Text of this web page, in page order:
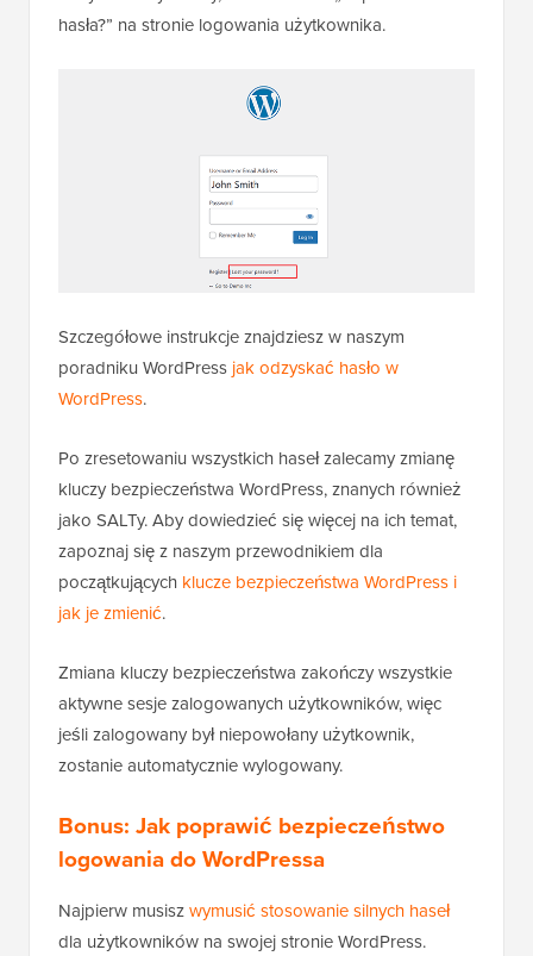
hasła?” na stronie logowania użytkownika.
Szczegółowe instrukcje znajdziesz w naszym
poradniku WordPress jak odzyskać hasło w
WordPress.
Po zresetowaniu wszystkich haseł zalecamy zmianę
kluczy bezpieczeństwa WordPress, znanych również
jako SALTy. Aby dowiedzieć się więcej na ich temat,
zapoznaj się z naszym przewodnikiem dla
początkujących klucze bezpieczeństwa WordPress i
jak je zmienić.
Zmiana kluczy bezpieczeństwa zakończy wszystkie
aktywne sesje zalogowanych użytkowników, więc
jeśli zalogowany był niepowołany użytkownik,
zostanie automatycznie wylogowany.
Bonus: Jak poprawić bezpieczeństwo
logowania do WordPressa
Najpierw musiszwymusić stosowanie silnych haseł
dla użytkowników na swojej stronie WordPress.